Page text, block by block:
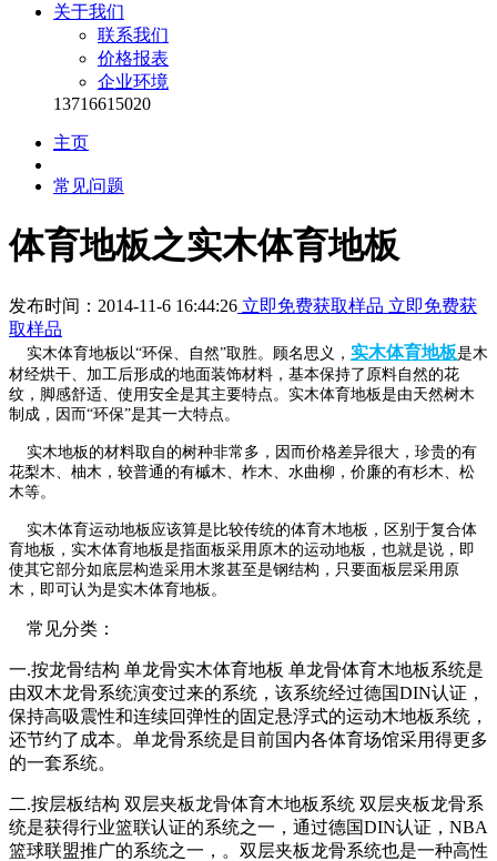
关于我们
联系我们
价格报表
企业环境
13716615020
主页
常见问题
体育地板之实木体育地板
发布时间：2014-11-6 16:44:26 立即免费获取样品 立即免费获
取样品
实木体育地板以“环保、自然”取胜。顾名思义， 实木体育地板是木
材经烘干、加工后形成的地面装饰材料，基本保持了原料自然的花
纹，脚感舒适、使用安全是其主要特点。实木体育地板是由天然树木
制成，因而“环保”是其一大特点。
实木地板的材料取自的树种非常多，因而价格差异很大，珍贵的有
花梨木、柚木，较普通的有槭木、柞木、水曲柳，价廉的有杉木、松
木等。
实木体育运动地板应该算是比较传统的体育木地板，区别于复合体
育地板，实木体育地板是指面板采用原木的运动地板，也就是说，即
使其它部分如底层构造采用木浆甚至是钢结构，只要面板层采用原
木，即可认为是实木体育地板。
常见分类：
一.按龙骨结构 单龙骨实木体育地板 单龙骨体育木地板系统是
由双木龙骨系统演变过来的系统，该系统经过德国DIN认证，
保持高吸震性和连续回弹性的固定悬浮式的运动木地板系统，
还节约了成本。单龙骨系统是目前国内各体育场馆采用得更多
的一套系统。
二.按层板结构 双层夹板龙骨体育木地板系统 双层夹板龙骨系
统是获得行业篮联认证的系统之一，通过德国DIN认证，NBA
篮球联盟推广的系统之一，。双层夹板龙骨系统也是一种高性